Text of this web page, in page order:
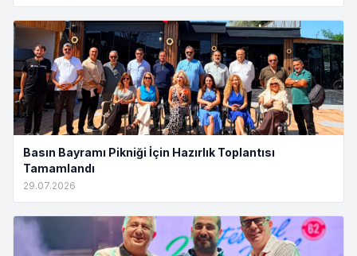
Basın Bayramı Pikniği İçin Hazırlık Toplantısı
Tamamlandı
29.07.2026